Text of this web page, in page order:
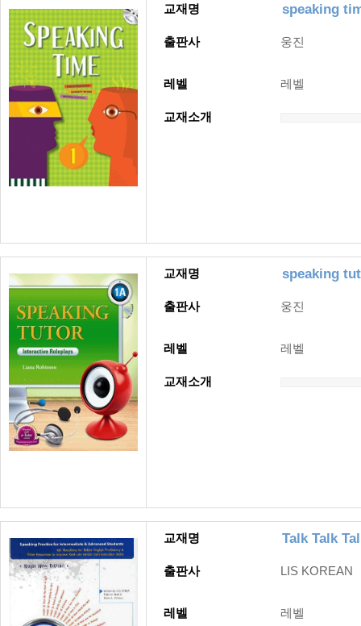
교재명 speaking
출판사 웅진
레벨 레벨
교재소개
교재명 speaking
출판사 웅진
레벨 레벨
교재소개
교재명 Talk Talk
출판사 LIS KOREAN
레벨 레벨